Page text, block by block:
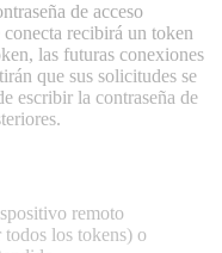
de acceso
recibirá un token
las futuras conexiones
que sus solicitudes se
escribir la contraseña de
remoto
los tokens) o